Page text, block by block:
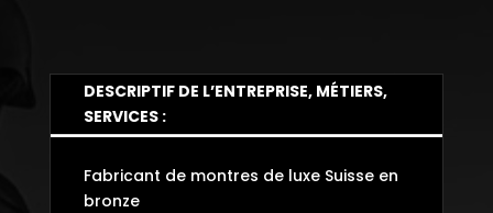
DESCRIPTIF DE L’ENTREPRISE, MÉTIERS,
SERVICES :
Fabricant de montres de luxe Suisse en
bronze